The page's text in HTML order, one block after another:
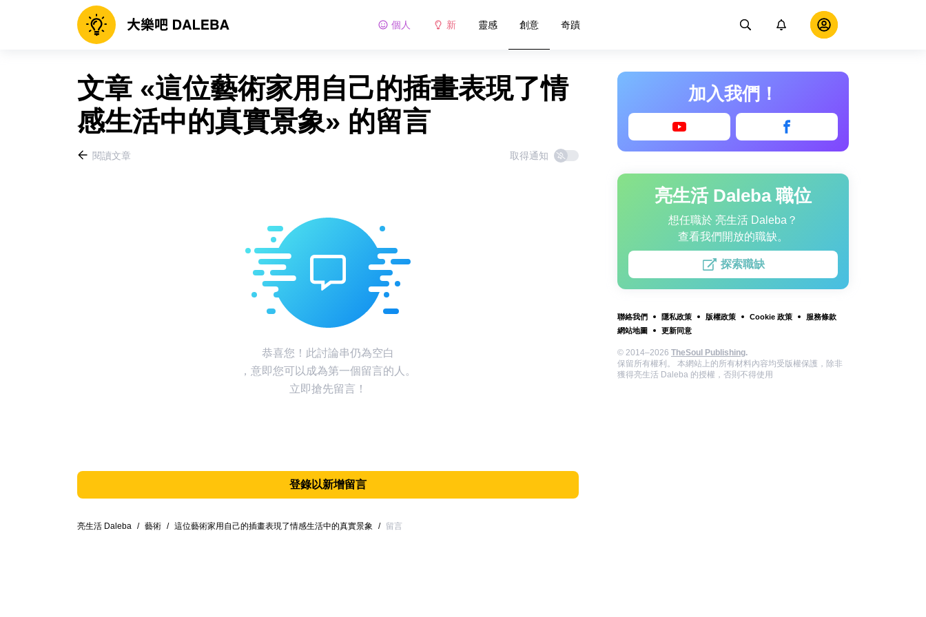
個人 新 靈感 創意 奇蹟
加入我們！
亮生活 Daleba 職位
想任職於 亮生活 Daleba？
查看我們開放的職缺。
探索職缺
聯絡我們 隱私政策 版權政策 Cookie 政策
服務條款
網站地圖
更新同意
© 2014–2026 TheSoul Publishing.
保留所有權利。 本網站上的所有材料內容均受版權保護，除非
獲得亮生活 Daleba 的授權，否則不得使用
文章 «這位藝術家用自己的插畫表現了情
感生活中的真實景象» 的留言
閱讀文章 取得通知
恭喜您！此討論串仍為空白
，意即您可以成為第一個留言的人。
立即搶先留言！
登錄以新增留言
亮生活 Daleba / 藝術 / 這位藝術家用自己的插畫表現了情感生活中的真實景象 / 留言